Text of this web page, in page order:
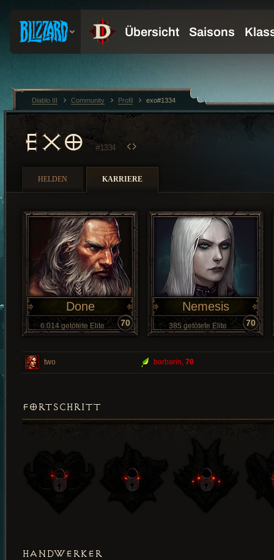
EXO#1334
HELDEN KARRIERE
Done
6.014 getötete Elite 70
Nemesis
385 getötete Elite 70
two barbarin, 70
FORTSCHRITT
HANDWERKER
Diablo III Community Profil exo#1334